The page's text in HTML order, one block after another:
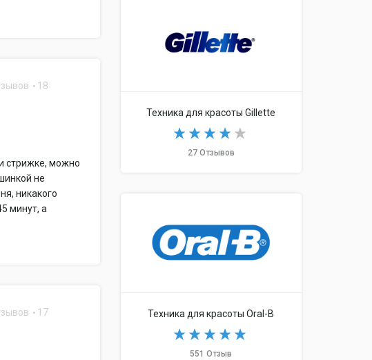
18
стрижке, можно
не
никакого
минут, а
17
Техника для красоты Gillette
27 Отзывов
Техника для красоты Oral-B
551 Отзыв